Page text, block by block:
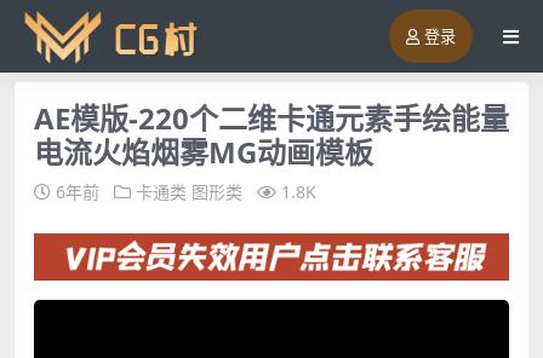
登录
AE模版-220个二维卡通元素手绘能量
电流火焰烟雾MG动画模板
6年前 卡通类 图形类 1.8K